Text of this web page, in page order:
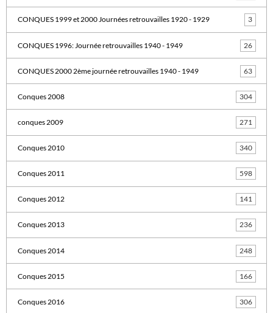
CONQUES 1999 et 2000 Journées retrouvailles 1920 - 1929 3
CONQUES 1996: Journée retrouvailles 1940 - 1949 26
CONQUES 2000 2ème journée retrouvailles 1940 - 1949 63
Conques 2008 304
conques 2009 271
Conques 2010 340
Conques 2011 598
Conques 2012 141
Conques 2013 236
Conques 2014 248
Conques 2015 166
Conques 2016 306